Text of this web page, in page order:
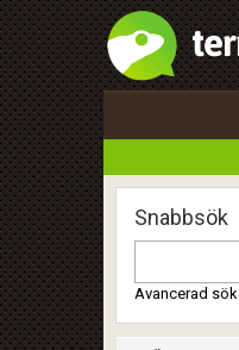
Snabbsök
Avancerad sök